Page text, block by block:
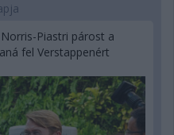
Piastri párost a
fel Verstappenért